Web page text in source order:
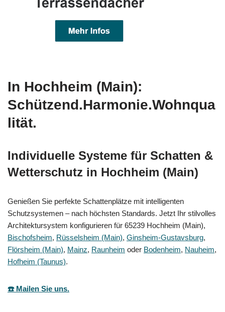
In Hochheim (Main):
Schützend.Harmonie.Wohnqua
lität.
Individuelle Systeme für Schatten &
Wetterschutz in Hochheim (Main)
Genießen Sie perfekte Schattenplätze mit intelligenten
Schutzsystemen – nach höchsten Standards. Jetzt Ihr stilvolles
Architektursystem konfigurieren für 65239 Hochheim (Main),
Bischofsheim, Rüsselsheim (Main), Ginsheim-Gustavsburg,
Flörsheim (Main), Mainz, Raunheim oder Bodenheim, Nauheim,
Hofheim (Taunus).
☎️ Mailen Sie uns.